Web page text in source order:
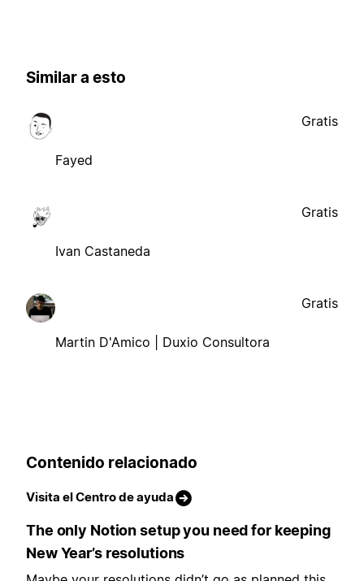
Similar a esto
Fayed
Gratis
Ivan Castaneda
Gratis
Martin D'Amico | Duxio Consultora
Gratis
Contenido relacionado
Visita el Centro de ayuda
The only Notion setup you need for keeping
New Year’s resolutions